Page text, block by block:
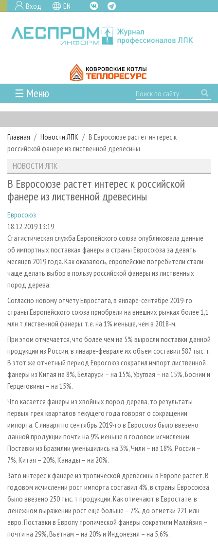
Вход EN
☰ Меню
ГЛАВНАЯ
РУБРИКИ И ТЕМЫ
РУБРИКИ ЖУРНАЛА
ЛЕСОЗАГОТОВКА
ЛЕСОПИЛЕНИЕ
СУШКА ДРЕВЕСИНЫ
ПРОИЗВОДСТВО ДРЕВЕСНЫХ ПЛИТ
ДЕРЕВЯННОЕ ДОМОСТРОЕНИЕ
ПРОИЗВОДСТВО МЕБЕЛИ
БИОЭНЕРГЕТИКА
ЦБП
ИНСТРУМЕНТ И МАТЕРИАЛЫ
НОВОСТИ
НОВОСТИ ЛПК
НОВОСТИ ЖУРНАЛА
ПРОЕКТЫ ЛПИ
АНАЛИТИКА
ПРЕДПРИЯТИЯ ЛПК
ПЕРСОНЫ
МОБИЛЬНЫЕ ВЫСТАВКИ
ОФИЦИАЛЬНЫЕ ДЕЛЕГАЦИИ
ПРИОРИТЕТНЫЕ ИНВЕСТПРОЕКТЫ
RUSSIAN FORESTRY REVIEW
ГАЗЕТА ЛЕСПРОМФОРУМ
БИБЛИОТЕКА СПЕЦИАЛИСТА
АРХИВ
АРХИВ ЖУРНАЛОВ
О ЖУРНАЛЕ
КОНТАКТЫ
РЕКЛАМОДАТЕЛЯМ
РЕКЛАМА
РЕКЛАМА НА САЙТЕ
Главная Новости ЛПК
В Евросоюзе растет интерес к
российской фанере из лиственной древесины
НОВОСТИ ЛПК
В Евросоюзе растет интерес к российской
фанере из лиственной древесины
Евросоюз
18.12.2019 13:19
Статистическая служба Европейского союза опубликовала данные
об импортных поставках фанеры в страны Евросоюза за девять
месяцев 2019 года. Как оказалось, европейские потребители стали
чаще делать выбор в пользу российской фанеры из лиственных
пород дерева.
Согласно новому отчету Евростата, в январе-сентябре 2019-го
страны Европейского союза приобрели на внешних рынках более 1,1
млн т лиственной фанеры, т.е. на 1% меньше, чем в 2018-м.
При этом отмечается, что более чем на 5% выросли поставки данной
продукции из России, в январе-феврале их объем составил 587 тыс. т.
В этот же отчетный период Евросоюз сократил импорт лиственной
фанеры из Китая на 8%, Беларуси – на 15%, Уругвая – на 15%, Боснии и
Герцеговины – на 15%.
Что касается фанеры из хвойных пород дерева, то результаты
первых трех кварталов текущего года говорят о сокращении
импорта. С января по сентябрь 2019-го в Евросоюз было ввезено
данной продукции почти на 9% меньше в годовом исчислении.
Поставки из Бразилии уменьшились на 3%, Чили – на 18%, России –
7%, Китая – 20%, Канады – на 20%.
Зато интерес к фанере из тропической древесины в Европе растет. В
годовом исчислении рост импорта составил 4%, в страны Евросоюза
было ввезено 250 тыс. т продукции. Как отмечают в Евростате, в
денежном выражении рост еще больше – 7%, до отметки 221 млн
евро. Поставки в Европу тропической фанеры сократили Малайзия –
почти на 29%, Вьетнам – на 20% и Индонезия – на 5,6%.